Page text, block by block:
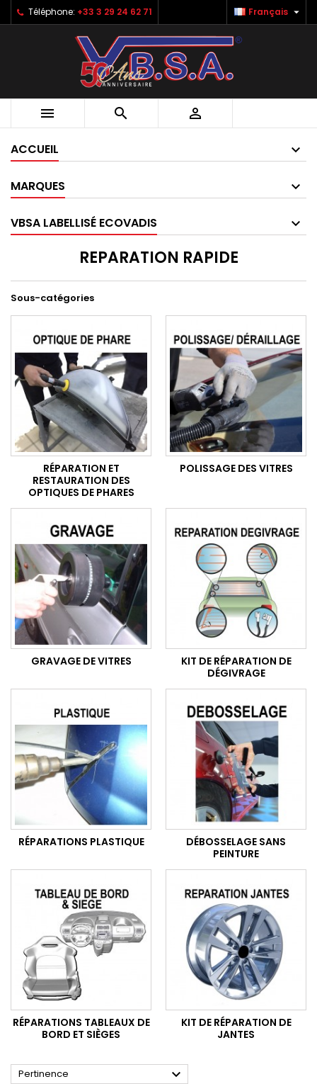
Téléphone: +33 3 29 24 62 71 Français 
  
ACCUEIL
MARQUES
VBSA LABELLISÉ ECOVADIS
REPARATION RAPIDE
Sous-catégories
RÉPARATION ET
RESTAURATION DES
OPTIQUES DE PHARES
POLISSAGE DES VITRES
GRAVAGE DE VITRES
KIT DE RÉPARATION DE
DÉGIVRAGE
RÉPARATIONS PLASTIQUE
DÉBOSSELAGE SANS
PEINTURE
RÉPARATIONS TABLEAUX DE
BORD ET SIÈGES
KIT DE RÉPARATION DE
JANTES
Pertinence 